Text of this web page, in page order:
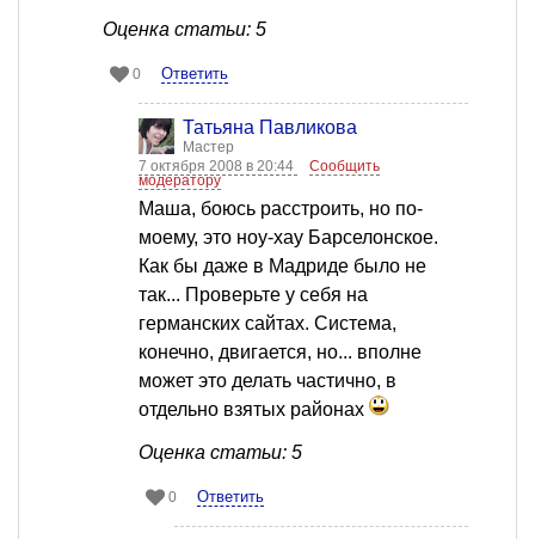
Оценка статьи: 5
0 Ответить
Татьяна Павликова
Мастер
7 октября 2008 в 20:44
Сообщить
модератору
Маша, боюсь расстроить, но по-
моему, это ноу-хау Барселонское.
Как бы даже в Мадриде было не
так... Проверьте у себя на
германских сайтах. Система,
конечно, двигается, но... вполне
может это делать частично, в
отдельно взятых районах
Оценка статьи: 5
0 Ответить